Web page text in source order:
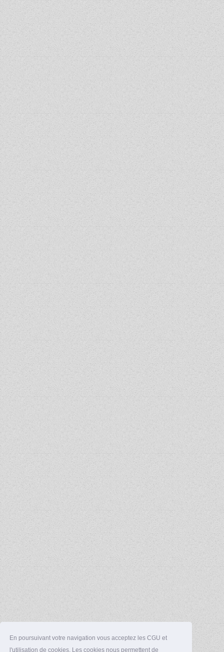
En poursuivant votre navigation vous acceptez les CGU et
l'utilisation de cookies. Les cookies nous permettent de